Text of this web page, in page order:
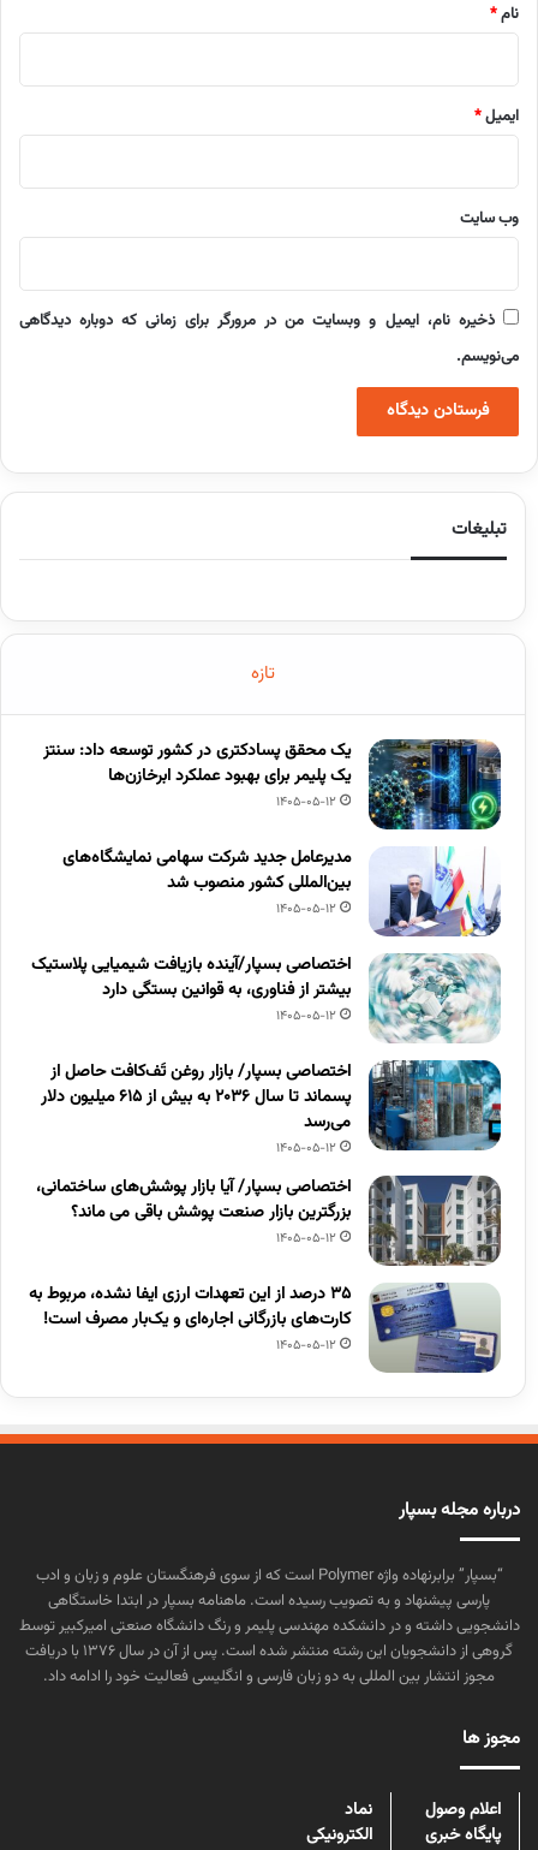
نام*
ایمیل*
وب‌ سایت
ذخیره نام، ایمیل و وبسایت من در مرورگر برای زمانی که دوباره دیدگاهی
می‌نویسم.
تبلیغات
تازه
یک محقق پسادکتری در کشور توسعه داد: سنتز
یک پلیمر برای بهبود عملکرد ابرخازن‌ها
1405-05-12
مدیرعامل جدید شرکت سهامی نمایشگاه‌های
بین‌المللی کشور منصوب شد
1405-05-12
اختصاصی بسپار/آینده بازیافت شیمیایی پلاستیک
بیشتر از فناوری، به قوانین بستگی دارد
1405-05-12
اختصاصی بسپار/ بازار روغن تَف‌کافت حاصل از
پسماند تا سال ۲۰۳۶ به بیش از ۶۱۵ میلیون دلار
می‌رسد
1405-05-12
اختصاصی بسپار/ آیا بازار پوشش‌های ساختمانی،
بزرگترین بازار صنعت پوشش باقی می ماند؟
1405-05-12
۳۵ درصد از این تعهدات ارزی ایفا نشده، مربوط به
کارت‌های بازرگانی اجاره‌ای و یک‌بار مصرف است!
1405-05-12
درباره مجله بسپار
“بسپار” برابرنهاده واژه Polymer است که از سوی فرهنگستان علوم و زبان و ادب
پارسی پیشنهاد و به تصویب رسیده است. ماهنامه بسپار در ابتدا خاستگاهی
دانشجویی داشته و در دانشکده مهندسی پلیمر و رنگ دانشگاه صنعتی امیرکبیر توسط
گروهی از دانشجویان این رشته منتشر شده است. پس از آن در سال ۱۳۷۶ با دریافت
مجوز انتشار بین المللی به دو زبان فارسی و انگلیسی فعالیت خود را ادامه داد.
مجوز ها
اعلام وصول
پایگاه خبری
نماد
الکترونیکی